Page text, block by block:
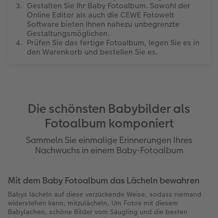
Gestalten Sie Ihr Baby Fotoalbum. Sowohl der
Online Editor als auch die CEWE Fotowelt
Software bieten Ihnen nahezu unbegrenzte
Gestaltungsmöglichen.
Prüfen Sie das fertige Fotoalbum, legen Sie es in
den Warenkorb und bestellen Sie es.
Die schönsten Babybilder als
Fotoalbum komponiert
Sammeln Sie einmalige Erinnerungen Ihres
Nachwuchs in einem Baby-Fotoalbum
Mit dem Baby Fotoalbum das Lächeln bewahren
Babys lächeln auf diese verzückende Weise, sodass niemand
widerstehen kann, mitzulächeln. Um Fotos mit diesem
Babylachen, schöne Bilder vom Säugling und die besten